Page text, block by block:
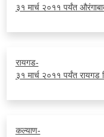
३१ मार्च २०११ पर्यंत
रायगड-
३१ मार्च २०११ पर्यंत रायगड
कल्याण-